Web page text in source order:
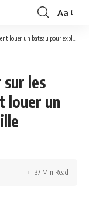
Font
Resizer
Aa
pour explorer la ville autrement ?
les
louer un
37 Min Read